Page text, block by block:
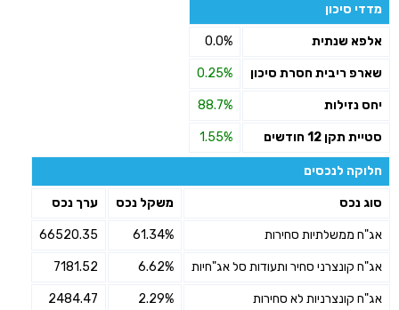
מדדי סיכון
אלפא שנתית 0.0%
שארפ ריבית חסרת סיכון 0.25%
יחס נזילות 88.7%
סטיית תקן 12 חודשים 1.55%
חלוקה לנכסים
סוג נכס משקל נכס ערך נכס
אג"ח ממשלתיות סחירות 61.34%
66520.35
אג"ח קונצרני סחיר ותעודות סל אג"חיות 6.62%
7181.52
אג"ח קונצרניות לא סחירות 2.29%
2484.47